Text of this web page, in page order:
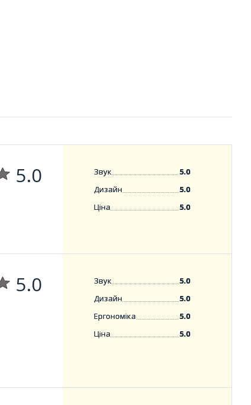
5.0 Звук
5.0
Дизайн
5.0
Ціна
5.0
5.0 Звук
5.0
Дизайн
5.0
Ергономіка
5.0
Ціна
5.0